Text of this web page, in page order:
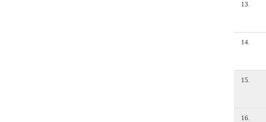
13
14
15
16